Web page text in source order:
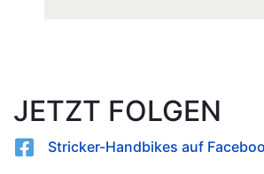
JETZT FOLGEN
Stricker-Handbikes auf